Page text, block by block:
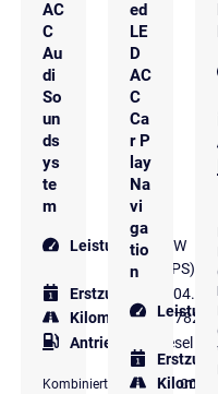
AC
C
Au
di
So
un
ds
ys
te
m
Leistung 147 kW
(200 PS)
Erstzulassung
Kilometer 127.782
Antriebsart
Diesel
Kombinierter
CO₂-
ed
LE
D
AC
C
Ca
r P
lay
Na
vi
ga
tio
n
Leistung
Kilometer